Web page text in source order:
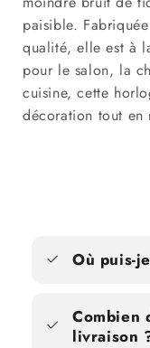
paisible.
qualité, elle est à
pour le salon, la
cuisine, cette
décoration tout en
Où puis-
Combien
livraison